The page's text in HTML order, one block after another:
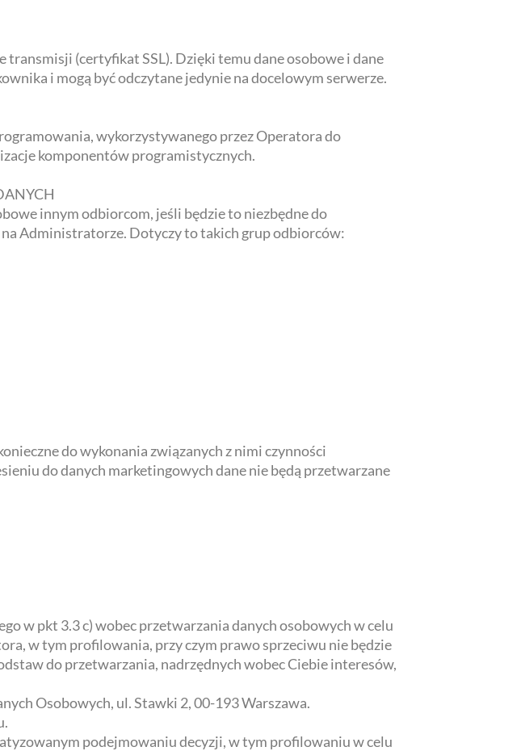
(certyfikat SSL). Dzięki temu dane osobowe i dane
i mogą być odczytane jedynie na docelowym serwerze.
wykorzystywanego przez Operatora do
komponentów programistycznych.
innym odbiorcom, jeśli będzie to niezbędne do
Administratorze. Dotyczy to takich grup odbiorców:
do wykonania związanych z nimi czynności
do danych marketingowych dane nie będą przetwarzane
w pkt 3.3 c) wobec przetwarzania danych osobowych w celu
w tym profilowania, przy czym prawo sprzeciwu nie będzie
do przetwarzania, nadrzędnych wobec Ciebie interesów,
Osobowych, ul. Stawki 2, 00-193 Warszawa.
podejmowaniu decyzji, w tym profilowaniu w celu